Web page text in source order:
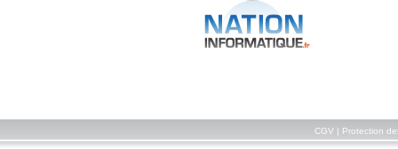
CGV Protection